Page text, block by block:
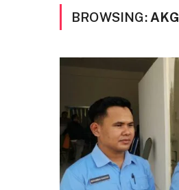
BROWSING: AKG